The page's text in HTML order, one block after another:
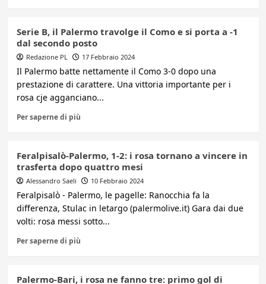
Serie B, il Palermo travolge il Como e si porta a -1
dal secondo posto
Redazione PL 17 Febbraio 2024
Il Palermo batte nettamente il Como 3-0 dopo una
prestazione di carattere. Una vittoria importante per i
rosa cje agganciano...
Per saperne di più
Feralpisalò-Palermo, 1-2: i rosa tornano a vincere in
trasferta dopo quattro mesi
Alessandro Saeli 10 Febbraio 2024
Feralpisalò - Palermo, le pagelle: Ranocchia fa la
differenza, Stulac in letargo (palermolive.it) Gara dai due
volti: rosa messi sotto...
Per saperne di più
Palermo-Bari, i rosa ne fanno tre: primo gol di